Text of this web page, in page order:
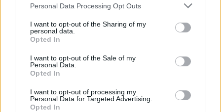
Personal Data Processing Opt Outs
I want to opt-out of the Sharing of my
personal data.
Opted In
I want to opt-out of the Sale of my
Personal Data.
Opted In
I want to opt-out of processing my
Personal Data for Targeted Advertising.
Opted In
Trabalham cuidando de crianças
A B Á
S
Iniciais do arquiteto de Brasília
N